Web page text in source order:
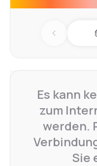
Previous
Es kann
zum
werden.
Sie